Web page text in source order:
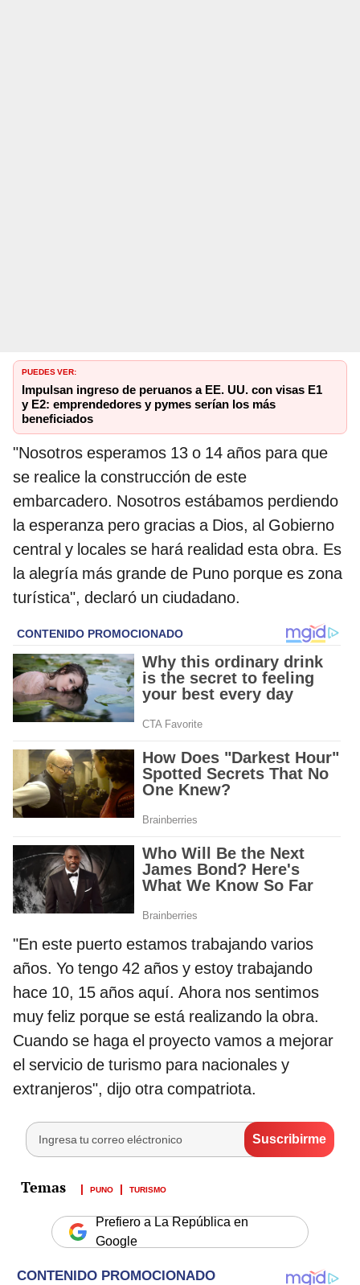
PUEDES VER:
Impulsan ingreso de peruanos a EE. UU. con visas E1
y E2: emprendedores y pymes serían los más
beneficiados
"Nosotros esperamos 13 o 14 años para que
se realice la construcción de este
embarcadero. Nosotros estábamos perdiendo
la esperanza pero gracias a Dios, al Gobierno
central y locales se hará realidad esta obra. Es
la alegría más grande de Puno porque es zona
turística", declaró un ciudadano.
"En este puerto estamos trabajando varios
años. Yo tengo 42 años y estoy trabajando
hace 10, 15 años aquí. Ahora nos sentimos
muy feliz porque se está realizando la obra.
Cuando se haga el proyecto vamos a mejorar
el servicio de turismo para nacionales y
extranjeros", dijo otra compatriota.
PUNO TURISMO
Prefiero a La República en
Google